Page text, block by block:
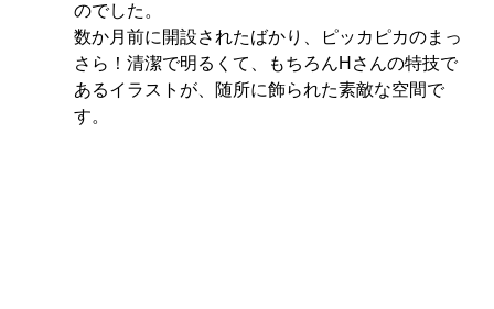
のでした。
数か月前に開設されたばかり、ピッカピカのまっ
さら！清潔で明るくて、もちろんHさんの特技で
あるイラストが、随所に飾られた素敵な空間で
す。